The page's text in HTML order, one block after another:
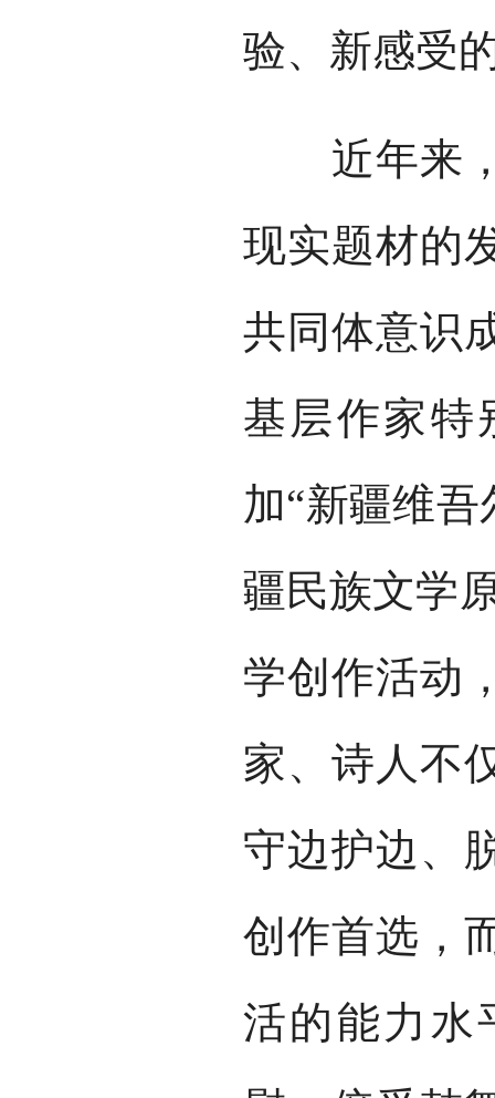
验、新感受
近年来，
现实题材的
共同体意识
基层作家特
加“新疆维
疆民族文学
学创作活动
家、诗人不
守边护边、
创作首选，
活的能力水